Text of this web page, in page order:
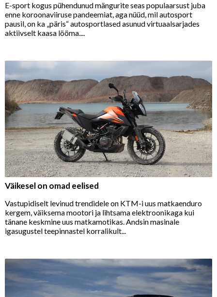
E-sport kogus pühendunud mängurite seas populaarsust juba
enne koroonaviiruse pandeemiat, aga nüüd, mil autosport
pausil, on ka „päris“ autosportlased asunud virtuaalsarjades
aktiivselt kaasa lööma....
Väikesel on omad eelised
Vastupidiselt levinud trendidele on KTM-i uus matkaenduro
kergem, väiksema mootori ja lihtsama elektroonikaga kui
tänane keskmine uus matkamotikas. Andsin masinale
igasugustel teepinnastel korralikult...